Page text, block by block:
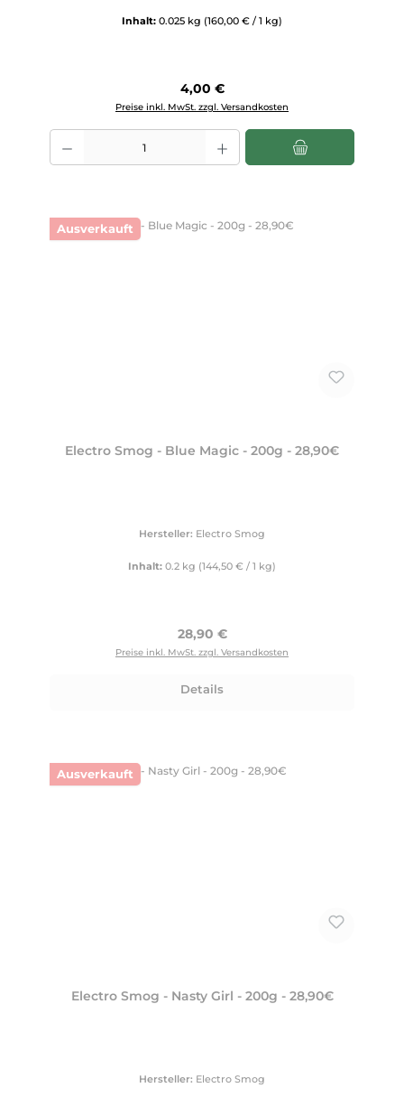
Inhalt: 0.025 kg (160,00 € / 1 kg)
Regulärer Preis:
4,00 €
Preise inkl. MwSt. zzgl. Versandkosten
Produkt Anzahl: Gib den gewünschten Wert ein oder benutze die
Ausverkauft
Electro Smog - Blue Magic - 200g - 28,90€
Hersteller: Electro Smog
Inhalt: 0.2 kg (144,50 € / 1 kg)
Regulärer Preis:
28,90 €
Preise inkl. MwSt. zzgl. Versandkosten
Details
Ausverkauft
Electro Smog - Nasty Girl - 200g - 28,90€
Hersteller: Electro Smog